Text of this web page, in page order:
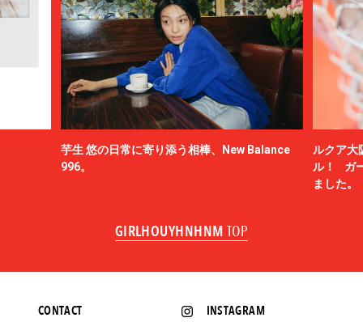
芋生 悠の日常に寄り添う相棒、New Balance
996。
ルクア大
ル！ ガ
ました。
GIRLHOUYHNHNM TOP
INSTAGRAM
CONTACT